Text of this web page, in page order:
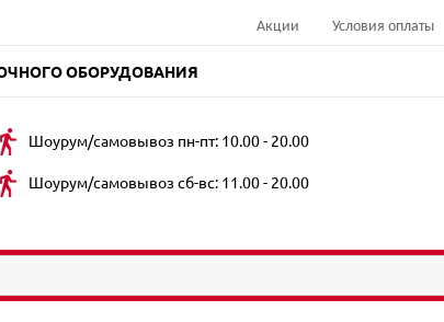
Акции Условия оплаты
ОБОРУДОВАНИЯ
Шоурум/самовывоз пн-пт: 10.00 - 20.00
Шоурум/самовывоз сб-вс: 11.00 - 20.00